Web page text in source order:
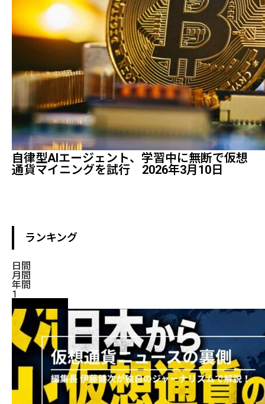
自律型AIエージェント、学習中に無断で仮想
通貨マイニングを試行 2026年3月10日
ランキング
日間
月間
年間
1